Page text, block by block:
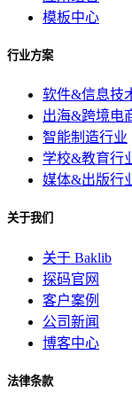
模板中心
行业方案
软件&信息技
出海&跨境电
智能制造行业
学校&教育行
媒体&出版行
关于我们
关于 Baklib
探码官网
客户案例
公司新闻
博客中心
法律条款